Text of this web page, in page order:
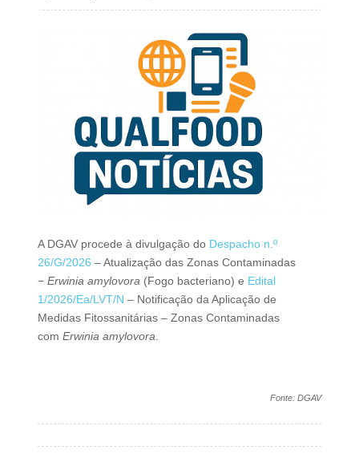
A DGAV procede à divulgação do Despacho n.º
26/G/2026 – Atualização das Zonas Contaminadas
− Erwinia amylovora (Fogo bacteriano) e Edital
1/2026/Ea/LVT/N – Notificação da Aplicação de
Medidas Fitossanitárias – Zonas Contaminadas
com Erwinia amylovora
Fonte: DGAV